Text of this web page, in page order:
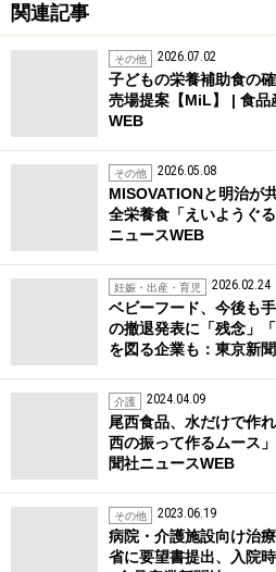
関連記事
その他 2026.07.02
子どもの栄養補助食の
売場提案【MiL】 | 食品
WEB
その他 2026.05.08
MISOVATIONと明治が
全栄養食「えいようぐ
ニュースWEB
妊娠・出産・育児 2026.02.24
ベビーフード、今後も
の撤退発表に「残念
を図る企業も：東京新
介護 2024.04.09
尾西食品、水だけで作
西の振って作るムース
聞社ニュースWEB
その他 2023.06.19
病院・介護施設向け治
省に要望書提出、入院